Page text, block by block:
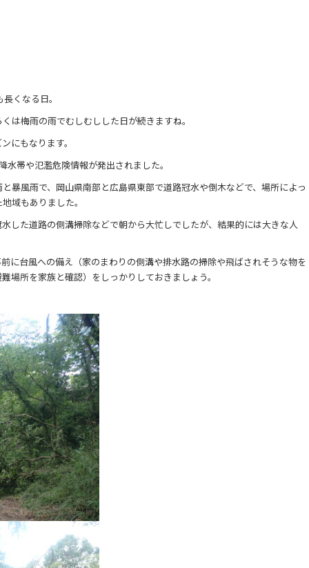
くなる日。
は梅雨の雨でむしむしした日が続きますね。
にもなります。
帯や氾濫危険情報が発出されました。
暴風雨で、岡山県南部と広島県東部で道路冠水や倒木などで、場所によっ
域もありました。
した道路の側溝掃除などで朝から大忙しでしたが、結果的には大きな人
に台風への備え（家のまわりの側溝や排水路の掃除や飛ばされそうな物を
場所を家族と確認）をしっかりしておきましょう。